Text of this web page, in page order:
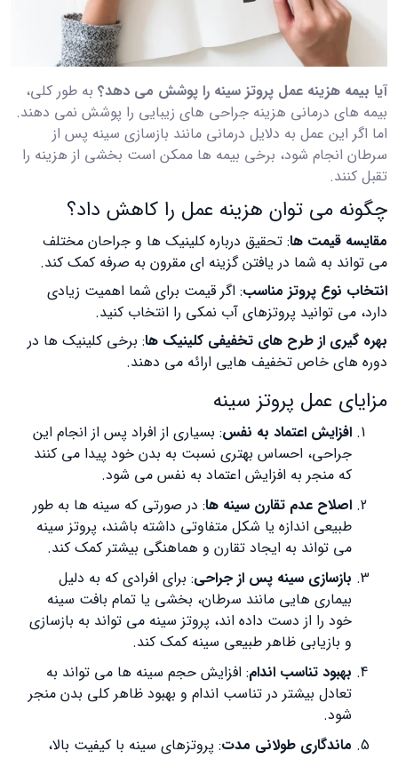
آیا بیمه هزینه عمل پروتز سینه را پوشش می دهد؟ به طور کلی،
بیمه های درمانی هزینه جراحی های زیبایی را پوشش نمی دهند.
اما اگر این عمل به دلایل درمانی مانند بازسازی سینه پس از
سرطان انجام شود، برخی بیمه ها ممکن است بخشی از هزینه را
تقبل کنند.
چگونه می توان هزینه عمل را کاهش داد؟
مقایسه قیمت ها: تحقیق درباره کلینیک ها و جراحان مختلف
می تواند به شما در یافتن گزینه ای مقرون به صرفه کمک کند.
انتخاب نوع پروتز مناسب: اگر قیمت برای شما اهمیت زیادی
دارد، می توانید پروتزهای آب نمکی را انتخاب کنید.
بهره گیری از طرح های تخفیفی کلینیک ها: برخی کلینیک ها در
دوره های خاص تخفیف هایی ارائه می دهند.
مزایای عمل پروتز سینه
افزایش اعتماد به نفس: بسیاری از افراد پس از انجام این
جراحی، احساس بهتری نسبت به بدن خود پیدا می کنند
که منجر به افزایش اعتماد به نفس می شود.
اصلاح عدم تقارن سینه ها: در صورتی که سینه ها به طور
طبیعی اندازه یا شکل متفاوتی داشته باشند، پروتز سینه
می تواند به ایجاد تقارن و هماهنگی بیشتر کمک کند.
بازسازی سینه پس از جراحی: برای افرادی که به دلیل
بیماری هایی مانند سرطان، بخشی یا تمام بافت سینه
خود را از دست داده اند، پروتز سینه می تواند به بازسازی
و بازیابی ظاهر طبیعی سینه کمک کند.​
بهبود تناسب اندام: افزایش حجم سینه ها می تواند به
تعادل بیشتر در تناسب اندام و بهبود ظاهر کلی بدن منجر
شود.​
ماندگاری طولانی مدت: پروتزهای سینه با کیفیت بالا،